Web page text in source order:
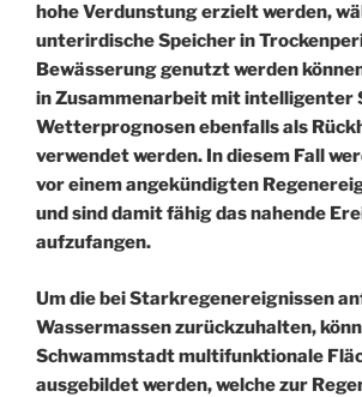
hohe Verdunstung erzielt werden,
unterirdische Speicher in
Bewässerung genutzt werden
in Zusammenarbeit mit intelligenter
Wetterprognosen ebenfalls als
verwendet werden. In diesem Fall
vor einem angekündigten
und sind damit fähig das nahende
aufzufangen.
Um die bei Starkregenereignissen
Wassermassen zurückzuhalten,
Schwammstadt multifunktionale
ausgebildet werden, welche zur